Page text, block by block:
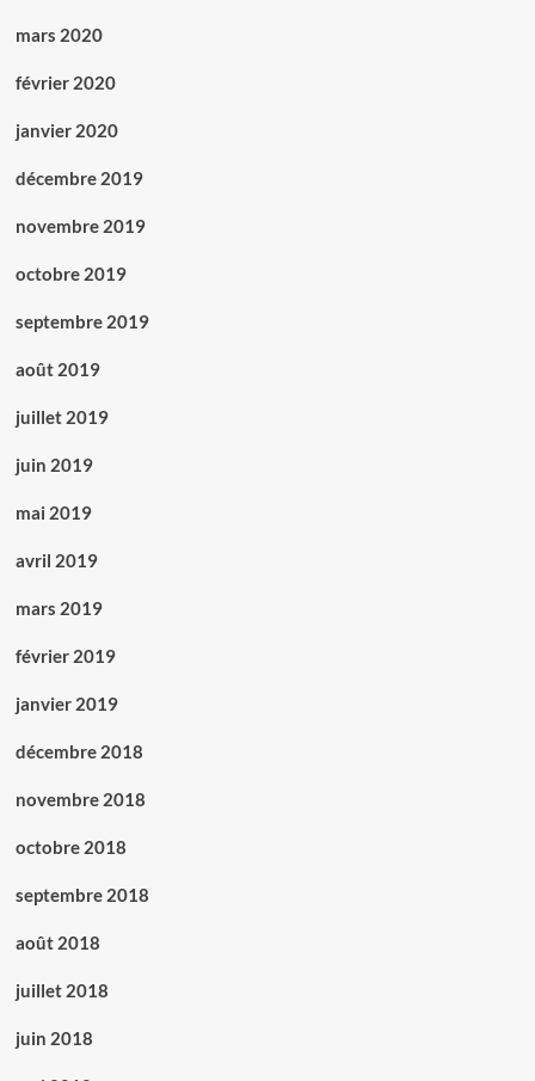
mars 2020
février 2020
janvier 2020
décembre 2019
novembre 2019
octobre 2019
septembre 2019
août 2019
juillet 2019
juin 2019
mai 2019
avril 2019
mars 2019
février 2019
janvier 2019
décembre 2018
novembre 2018
octobre 2018
septembre 2018
août 2018
juillet 2018
juin 2018